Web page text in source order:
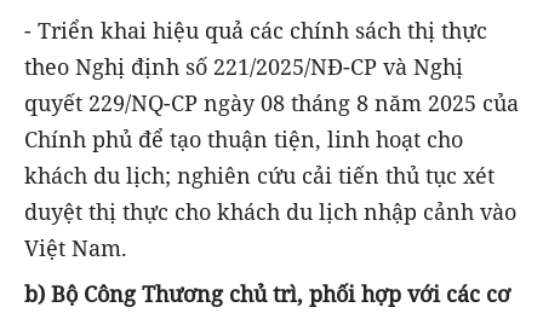
- Triển khai hiệu quả các chính sách thị thực
theo Nghị định số 221/2025/NĐ-CP và Nghị
quyết 229/NQ-CP ngày 08 tháng 8 năm 2025 của
Chính phủ để tạo thuận tiện, linh hoạt cho
khách du lịch; nghiên cứu cải tiến thủ tục xét
duyệt thị thực cho khách du lịch nhập cảnh vào
Việt Nam.
b) Bộ Công Thương chủ trì, phối hợp với các cơ